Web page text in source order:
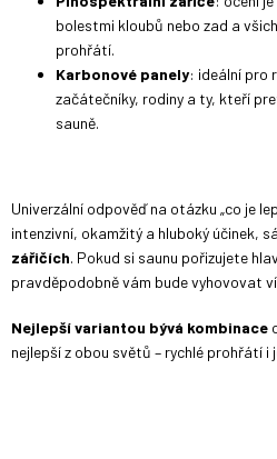
bolestmi kloubů nebo zad a
prohřátí.
Karbonové panely: ideální pro
začátečníky, rodiny a ty, kteří
sauně.
Univerzální odpověď na otázku „co je
intenzivní, okamžitý a hluboký účinek,
zářičích. Pokud si saunu pořizujete
pravděpodobně vám bude vyhovovat
Nejlepší variantou bývá kombinace
nejlepší z obou světů – rychlé prohřátí